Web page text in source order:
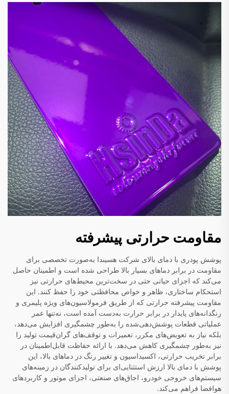
مقاومت حرارتی پیشرفته
پوشش پودری با دمای بالای شرکت هسیندا به‌صورت تخصصی برای
مقاومت در برابر دماهای بسیار بالا طراحی شده است و اطمینان حاصل
می‌کند که اجزای حیاتی حتی در سخت‌ترین محیط‌های حرارتی نیز
استحکام ساختاری، ظاهر و خواص محافظتی خود را حفظ کنند. این
مقاومت پیشرفته حرارتی که از طریق فرمولاسیون‌های ویژه پلیمری و
رنگدانه‌های پایدار در برابر حرارت به‌دست آمده است، نه‌تنها عمر
عملیاتی قطعات پوشش‌دهی‌شده را به‌طور چشمگیری افزایش می‌دهد،
بلکه نیاز به تعویض‌های مکرر، تعمیرات و توقف‌های گران‌قیمت تولید را
نیز به‌طور چشمگیری کاهش می‌دهد. با ارائه حفاظت قابل‌اطمینان در
برابر تخریب حرارتی، اکسیداسیون و تغییر رنگ در دماهای بالا، این
پوشش با دمای بالا ارزش استثنایی‌ای برای تولیدکنندگان در زمینه‌های
سیستم‌های خروجی خودرو، اجاق‌های صنعتی، اجزای موتور و کاربردهای
هوافضا فراهم می‌کند.